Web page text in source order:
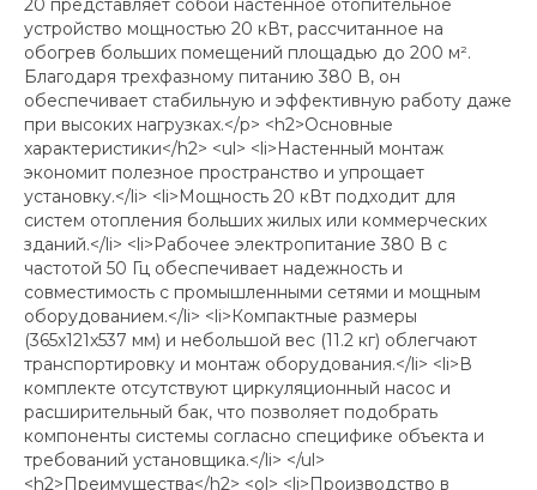
20 представляет собой настенное отопительное
устройство мощностью 20 кВт, рассчитанное на
обогрев больших помещений площадью до 200 м².
Благодаря трехфазному питанию 380 В, он
обеспечивает стабильную и эффективную работу даже
при высоких нагрузках.</p> <h2>Основные
характеристики</h2> <ul> <li>Настенный монтаж
экономит полезное пространство и упрощает
установку.</li> <li>Мощность 20 кВт подходит для
систем отопления больших жилых или коммерческих
зданий.</li> <li>Рабочее электропитание 380 В с
частотой 50 Гц обеспечивает надежность и
совместимость с промышленными сетями и мощным
оборудованием.</li> <li>Компактные размеры
(365x121x537 мм) и небольшой вес (11.2 кг) облегчают
транспортировку и монтаж оборудования.</li> <li>В
комплекте отсутствуют циркуляционный насос и
расширительный бак, что позволяет подобрать
компоненты системы согласно специфике объекта и
требований установщика.</li> </ul>
<h2>Преимущества</h2> <ol> <li>Производство в